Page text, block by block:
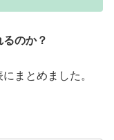
のか？
まとめました。